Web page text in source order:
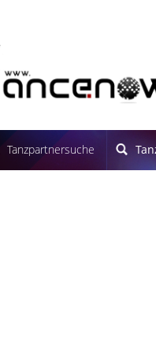
Tanzpartnersuche